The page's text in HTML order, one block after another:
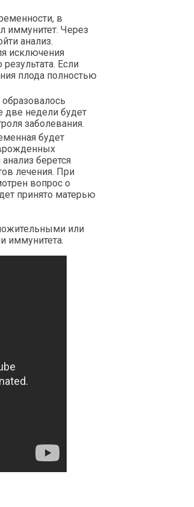
в
иммунитет. Через
анализ.
исключения
Если
плода полностью
две недели будет
заболевания.
будет
берется
лечения. При
вопрос о
принято матерью
или
иммунитета.